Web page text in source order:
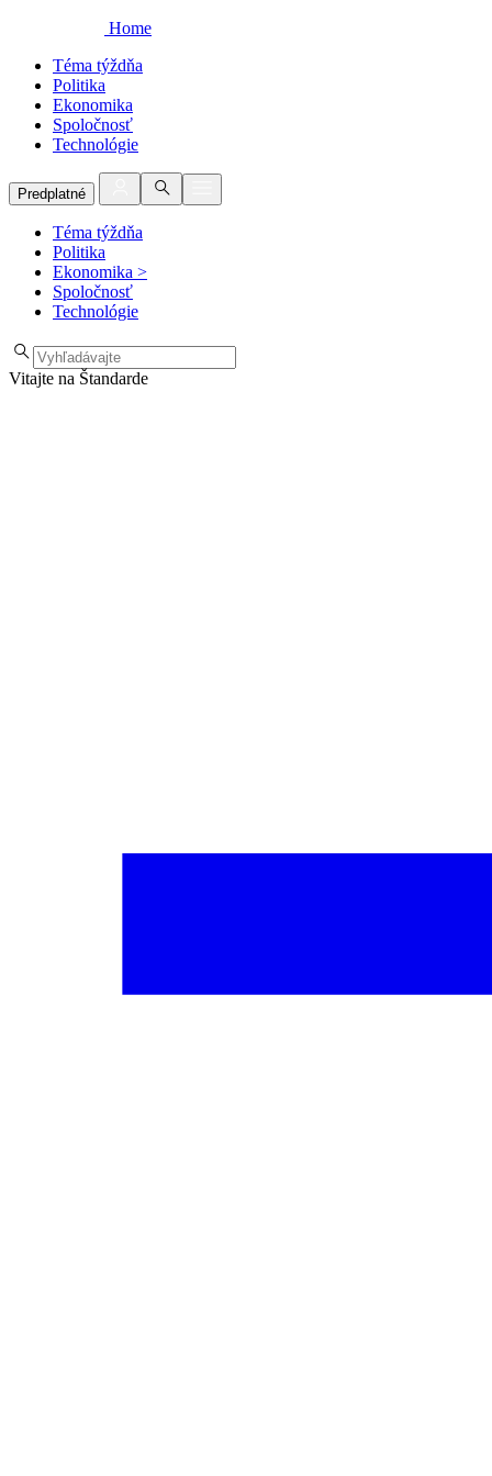
Home
Téma týždňa
Politika
Ekonomika
Spoločnosť
Technológie
Predplatné
Téma týždňa
Politika
Ekonomika >
Spoločnosť
Technológie
Vitajte na Štandarde